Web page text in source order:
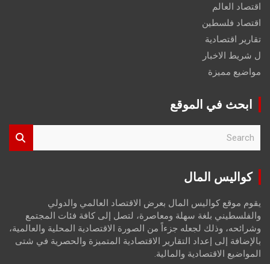
اقتصاد العالم
اقتصاد فلسطين
تقارير اقتصادية
ل شريط الاخبار
مواضيع مميزة
ابحث في الموقع
r
كواليس المال
يقوم موقع كواليس المال بعرض الاقتصاد العالمي والدولي
والفلسطيني بلغة سهلة ومعاصرة، لتصل إلى كافة فئات المجتمع
وشرائحه، وذلك لجعله جزءاً من الصورة الاقتصادية المحلية والعالمية،
بالإضافة إلى إعداد التقارير الاقتصادية المتميزة والحصرية في شتى
المواضيع الاقتصادية والمالية.